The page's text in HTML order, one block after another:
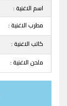
اسم الاغنية :
مطرب الاغنية :
كاتب الاغنية :
ملحن الاغنية :